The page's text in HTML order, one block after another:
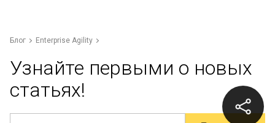
Блог Enterprise Agility
Узнайте первыми о новых
статьях!